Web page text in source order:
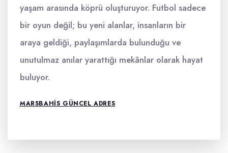
yaşam arasında köprü oluşturuyor. Futbol sadece
bir oyun değil; bu yeni alanlar, insanların bir
araya geldiği, paylaşımlarda bulunduğu ve
unutulmaz anılar yarattığı mekânlar olarak hayat
buluyor.
MARSBAHIS GÜNCEL ADRES